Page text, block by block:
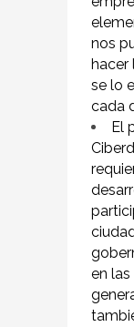
nos
hacer
se lo
cada
El
en